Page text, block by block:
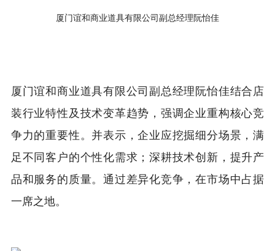
厦门谊和商业道具有限公司副总经理阮怡佳
厦门谊和商业道具有限公司副总经理阮怡佳结合店
装行业特性及技术变革趋势，强调企业重构核心竞
争力的重要性。并表示，企业应挖掘细分场景，满
足不同客户的个性化需求；深耕技术创新，提升产
品和服务的质量。通过差异化竞争，在市场中占据
一席之地。